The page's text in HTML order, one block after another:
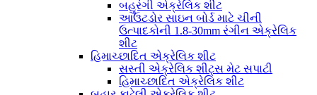
બહુરંગી એક્રેલિક શીટ
આઉટડોર સાઇન બોર્ડ માટે ચીની
ઉત્પાદકોની 1.8-30mm રંગીન એક્રેલિક
શીટ
હિમાચ્છાદિત એક્રેલિક શીટ
સસ્તી એક્રેલિક શીટ્સ મેટ સપાટી
હિમાચ્છાદિત એક્રેલિક શીટ